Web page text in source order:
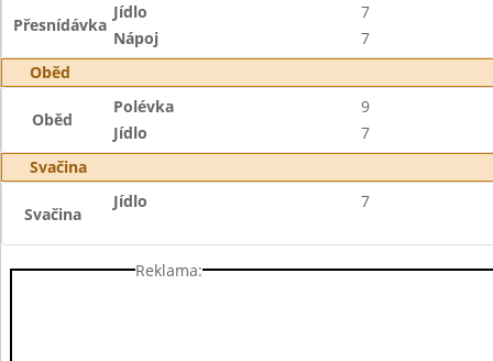
Přesnídávka
Jídlo
7
Nápoj
7
Oběd
Oběd
Polévka
9
Jídlo
7
Svačina
Svačina
Jídlo 7
Reklama: